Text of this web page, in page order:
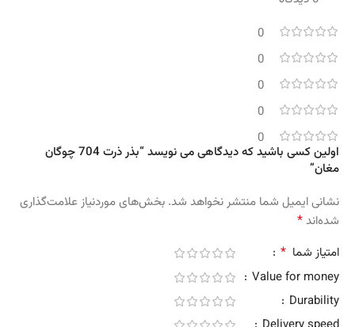
0
0
0
0
0
اولین کسی باشید که دیدگاهی می نویسد “بذر ذرت 704 چوگان
مغان”
نشانی ایمیل شما منتشر نخواهد شد. بخش‌های موردنیاز علامت‌گذاری
شده‌اند*
امتیاز شما *
Value for money
Durability